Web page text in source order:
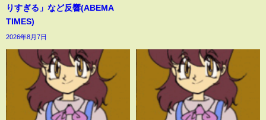
りすぎる」など反響(ABEMA
TIMES)
2026年8月7日